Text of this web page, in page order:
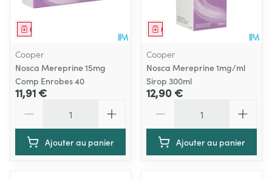
Médicament
Cooper
Nosca Mereprine 15mg
Comp Enrobes 40
11,91 €
Ajouter au panier
Médicament
Cooper
Nosca Mereprine 1mg/ml
Sirop 300ml
12,90 €
Ajouter au panier